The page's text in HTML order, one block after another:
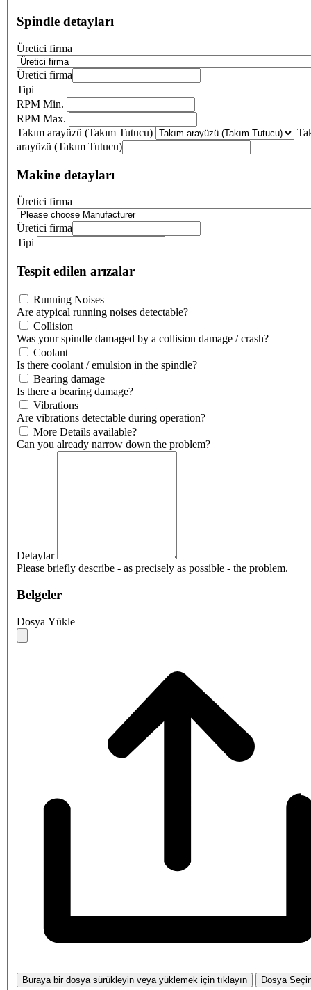
Spindle detayları
Üretici firma
Üretici firma
Tipi
RPM Min.
RPM Max.
Takım arayüzü (Takım Tutucu)
arayüzü (Takım Tutucu)
Makine detayları
Üretici firma
Üretici firma
Tipi
Tespit edilen arızalar
Running Noises
Are atypical running noises detectable?
Collision
Was your spindle damaged by a collision damage / crash?
Coolant
Is there coolant / emulsion in the spindle?
Bearing damage
Is there a bearing damage?
Vibrations
Are vibrations detectable during operation?
More Details available?
Can you already narrow down the problem?
Detaylar
Please briefly describe - as precisely as possible - the problem.
Belgeler
Dosya Yükle
Buraya bir dosya sürükleyin veya yüklemek için tıklayın Dosya